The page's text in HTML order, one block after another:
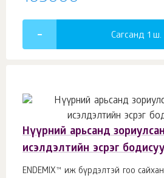
Сагсанд 1 ш.
Нүүрний арьсанд
исэлдэлтийн эсрэг
ENDEMIX™ иж бүрдэлтэй гоо сайхан